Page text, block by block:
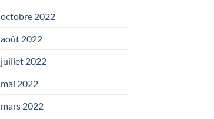
octobre 2022
août 2022
juillet 2022
mai 2022
mars 2022